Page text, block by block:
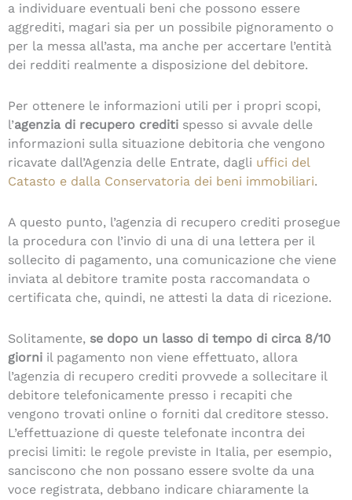
a individuare eventuali beni che possono essere
aggrediti, magari sia per un possibile pignoramento o
per la messa all’asta, ma anche per accertare l’entità
dei redditi realmente a disposizione del debitore.
Per ottenere le informazioni utili per i propri scopi,
l’agenzia di recupero crediti spesso si avvale delle
informazioni sulla situazione debitoria che vengono
ricavate dall’Agenzia delle Entrate, dagli uffici del
Catasto e dalla Conservatoria dei beni immobiliari.
A questo punto, l’agenzia di recupero crediti prosegue
la procedura con l’invio di una di una lettera per il
sollecito di pagamento, una comunicazione che viene
inviata al debitore tramite posta raccomandata o
certificata che, quindi, ne attesti la data di ricezione.
Solitamente, se dopo un lasso di tempo di circa 8/10
giorni il pagamento non viene effettuato, allora
l’agenzia di recupero crediti provvede a sollecitare il
debitore telefonicamente presso i recapiti che
vengono trovati online o forniti dal creditore stesso.
L’effettuazione di queste telefonate incontra dei
precisi limiti: le regole previste in Italia, per esempio,
sanciscono che non possano essere svolte da una
voce registrata, debbano indicare chiaramente la